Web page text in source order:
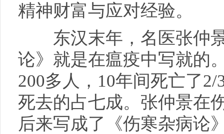
精神财富与应对经验。
东汉末年，名医张仲景
论》就是在瘟疫中写就的
200多人，10年间死亡了
死去的占七成。张仲景在
后来写成了《伤寒杂病论